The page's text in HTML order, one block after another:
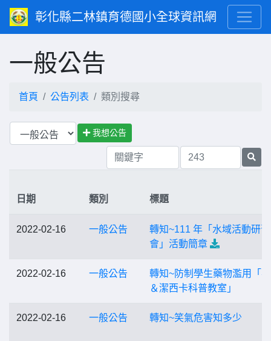
彰化縣二林鎮育德國小全球資訊網
一般公告
首頁 公告列表 類別搜尋
我想公告
日期 類別 標題
2022-02-16 一般公告
轉知~111 年「水域活動研習
會」活動簡章
2022-02-16 一般公告
轉知~防制學生藥物濫用「
＆潔西卡科普教室」
2022-02-16 一般公告 轉知~笑氣危害知多少